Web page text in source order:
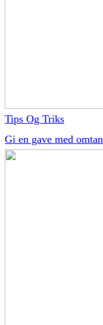
Tips Og Triks
Gi en gave med